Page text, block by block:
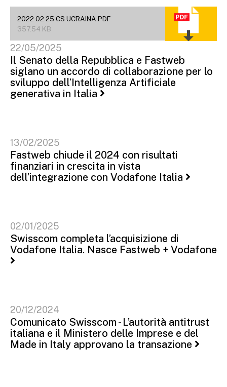
2022 02 25 CS UCRAINA.PDF
357.54 KB
22/05/2025
Il Senato della Repubblica e Fastweb
siglano un accordo di collaborazione per lo
sviluppo dell’Intelligenza Artificiale
generativa in Italia
13/02/2025
Fastweb chiude il 2024 con risultati
finanziari in crescita in vista
dell’integrazione con Vodafone Italia
02/01/2025
Swisscom completa l’acquisizione di
Vodafone Italia. Nasce Fastweb + Vodafone
20/12/2024
Comunicato Swisscom - L’autorità antitrust
italiana e il Ministero delle Imprese e del
Made in Italy approvano la transazione